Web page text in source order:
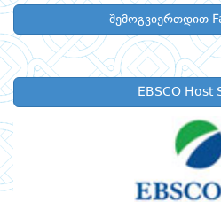
შემოგვიერთდით
EBSCO Host